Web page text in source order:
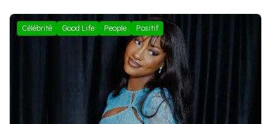
Célébrité Good Life People Positif